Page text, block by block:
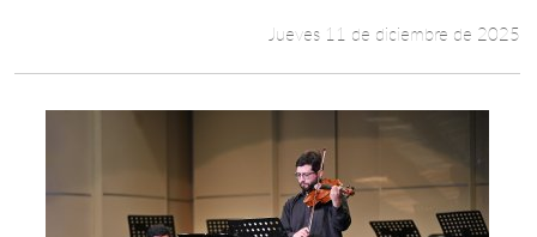
Jueves 11 de diciembre de 2025